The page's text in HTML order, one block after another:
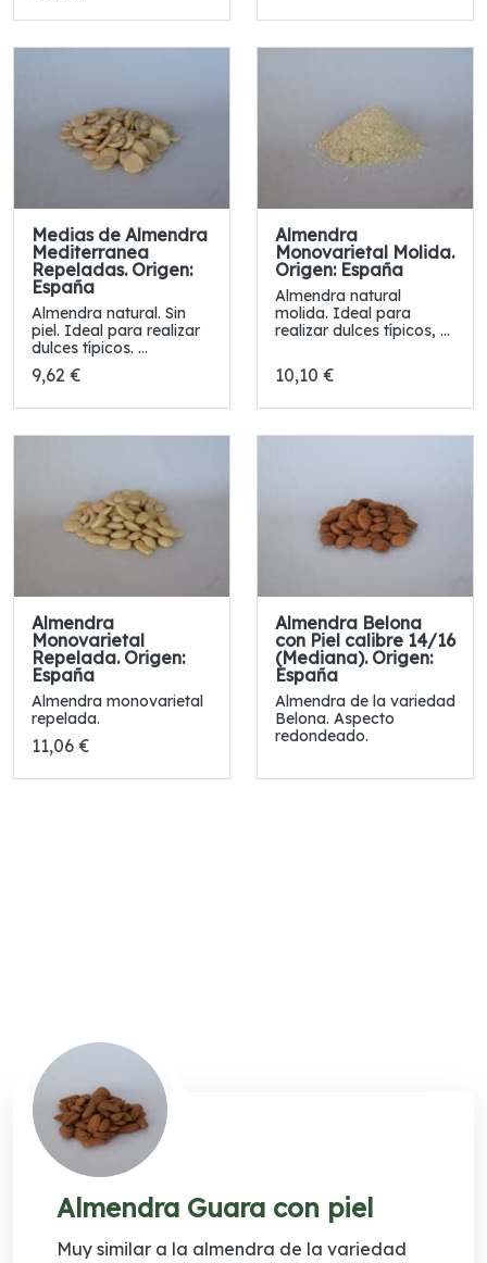
Medias de Almendra
Mediterranea
Repeladas. Origen:
España
Almendra natural. Sin
piel. Ideal para realizar
dulces típicos. ...
9,62 €
Almendra
Monovarietal Molida.
Origen: España
Almendra natural
molida. Ideal para
realizar dulces típicos, ...
10,10 €
Almendra
Monovarietal
Repelada. Origen:
España
Almendra monovarietal
repelada.
11,06 €
Almendra Belona
con Piel calibre 14/16
(Mediana). Origen:
España
Almendra de la variedad
Belona. Aspecto
redondeado.
Almendra Guara con piel
Muy similar a la almendra de la variedad